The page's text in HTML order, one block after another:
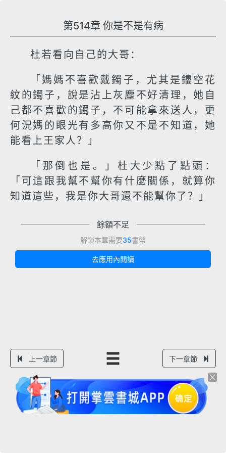
第514章 你是不是有病
杜若看向自己的大哥：
「媽媽不喜歡戴鐲子，尤其是鏤空花
紋的鐲子，說是沾上灰塵不好清理，她自
己都不喜歡的鐲子，不可能拿來送人，更
何況媽的眼光有多高你又不是不知道，她
能看上王家人？」
「那倒也是。」杜大少點了點頭：
「可這跟我幫不幫你有什麼關係，就算你
知道這些，我是你大哥還不能幫你了？」
餘額不足
解鎖本章需要35書幣
去應用內閱讀
上一章節 下一章節